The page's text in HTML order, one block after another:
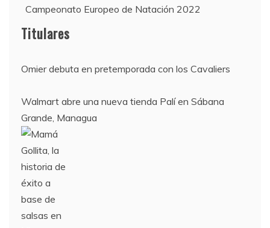
Campeonato Europeo de Natación 2022
12 de agosto:
Empieza La Liga 2022-2023
Titulares
Omier debuta en pretemporada con los Cavaliers
Walmart abre una nueva tienda Palí en Sábana
Grande, Managua